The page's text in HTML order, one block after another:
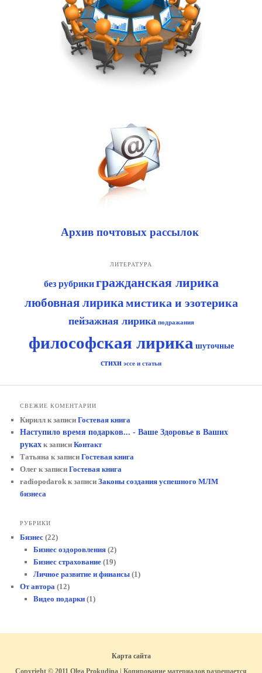
Архив почтовых рассылок
ЛИТЕРАТУРА
без рубрики гражданская лирика
любовная лирикамистика и эзотерика
пейзажная лирика подражания
философская лирика шуточные
стихи эссе и статьи
СВЕЖИЕ КОМЕНТАРИИ
Кирилл к записиГостевая книга
Наступило время подарков... - Ваше Здоровье в Ваших
руках к записиКонтакт
Татьяна к записиГостевая книга
Олег к записиГостевая книга
radiopodarok к записиЗаконы создания успешного МЛМ
бизнеса
РУБРИКИ
Бизнес (22)
Бизнес оздоровления(2)
Бизнес страхование(19)
Личное развитие и финансы(1)
От автора (12)
Видео подарки(1)
Карта сайта